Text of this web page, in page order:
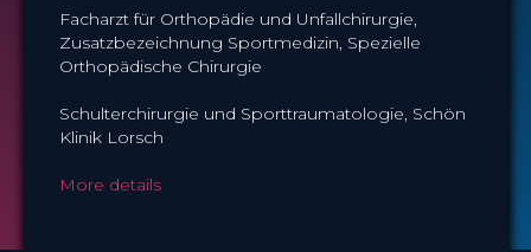
Facharzt für Orthopädie und Unfallchirurgie,
Zusatzbezeichnung Sportmedizin, Spezielle
Orthopädische Chirurgie
Schulterchirurgie und Sporttraumatologie, Schön
Klinik Lorsch
More details